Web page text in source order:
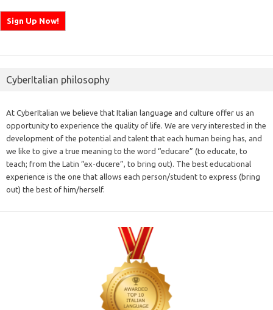
CyberItalian philosophy
At CyberItalian we believe that Italian language and culture offer us an
opportunity to experience the quality of life. We are very interested in the
development of the potential and talent that each human being has, and
we like to give a true meaning to the word “educare” (to educate, to
teach; from the Latin “ex-ducere”, to bring out). The best educational
experience is the one that allows each person/student to express (bring
out) the best of him/herself.